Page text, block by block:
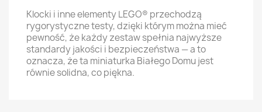
Klocki i inne elementy LEGO® przechodzą
rygorystyczne testy, dzięki którym można mieć
pewność, że każdy zestaw spełnia najwyższe
standardy jakości i bezpieczeństwa — a to
oznacza, że ta miniaturka Białego Domu jest
równie solidna, co piękna.